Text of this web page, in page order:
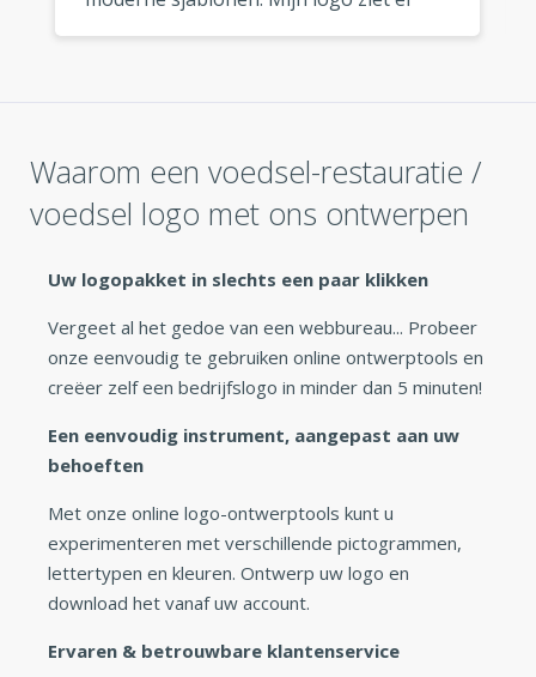
fantastisch uit, waar ik het ook gebruik.
Waarom een voedsel-restauratie /
voedsel logo met ons ontwerpen
Uw logopakket in slechts een paar klikken
Vergeet al het gedoe van een webbureau... Probeer
onze eenvoudig te gebruiken online ontwerptools en
creëer zelf een bedrijfslogo in minder dan 5 minuten!
Een eenvoudig instrument, aangepast aan uw
behoeften
Met onze online logo-ontwerptools kunt u
experimenteren met verschillende pictogrammen,
lettertypen en kleuren. Ontwerp uw logo en
download het vanaf uw account.
Ervaren & betrouwbare klantenservice